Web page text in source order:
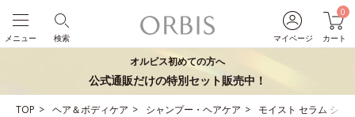
マイページ
0
カート
検索
メニュー
オルビス初めての方へ
公式通販だけの特別セット販売中！
TOP ヘア＆ボディケア シャンプー・ヘアケア モイスト セラム シャ